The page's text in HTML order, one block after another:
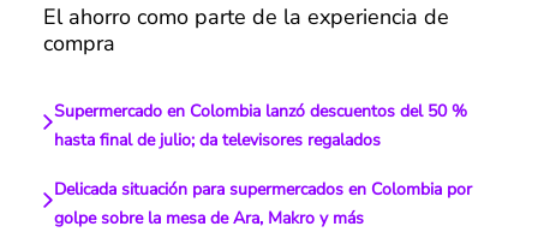
El ahorro como parte de la experiencia de
compra
Supermercado en Colombia lanzó descuentos del 50 %
hasta final de julio; da televisores regalados
Delicada situación para supermercados en Colombia por
golpe sobre la mesa de Ara, Makro y más